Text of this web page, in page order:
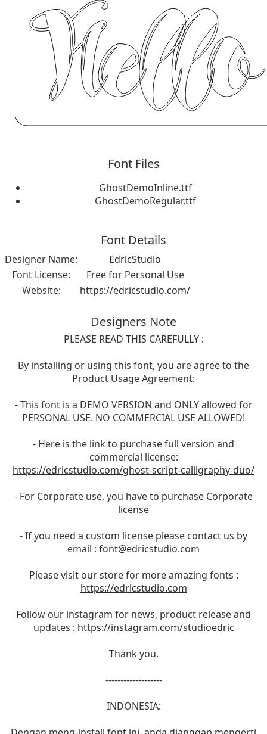
Font Files
GhostDemoInline.ttf
GhostDemoRegular.ttf
Font Details
Designer Name:
EdricStudio
Font License:
Free for Personal Use
Website:
https://edricstudio.com/
Designers Note
PLEASE READ THIS CAREFULLY :
By installing or using this font, you are agree to the
Product Usage Agreement:
- This font is a DEMO VERSION and ONLY allowed for
PERSONAL USE. NO COMMERCIAL USE ALLOWED!
- Here is the link to purchase full version and
commercial license:
https://edricstudio.com/ghost-script-calligraphy-duo/
- For Corporate use, you have to purchase Corporate
license
- If you need a custom license please contact us by
email : font@edricstudio.com
Please visit our store for more amazing fonts :
https://edricstudio.com
Follow our instagram for news, product release and
updates : https://instagram.com/studioedric
Thank you.
-------------------
INDONESIA: